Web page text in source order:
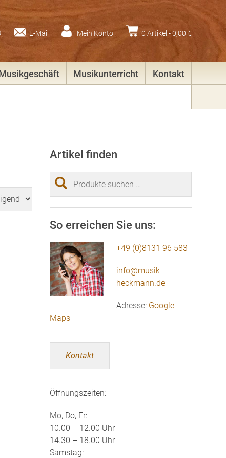
E-Mail Mein Konto 0 Artikel -0,00 €
Musikunterricht Kontakt
Artikel finden
Suchen
nach:
So erreichen Sie uns:
+49 (0)8131 96 583
info@musik-
heckmann.de
Adresse: Google
Maps
Kontakt
Öffnungszeiten:
Mo, Do, Fr:
10.00 – 12.00 Uhr
14.30 – 18.00 Uhr
Samstag: